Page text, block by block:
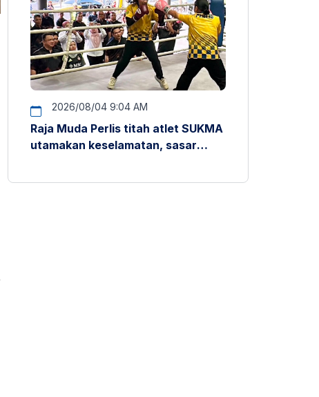
2026/08/04 9:04 AM
Raja Muda Perlis titah atlet SUKMA
utamakan keselamatan, sasar